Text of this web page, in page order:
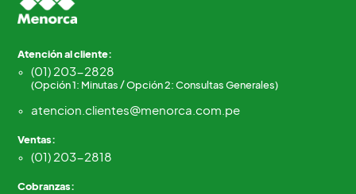
Atención al cliente:
(01) 203-2828
(Opción 1: Minutas / Opción 2: Consultas Generales)
atencion.clientes@menorca.com.pe
Ventas:
(01) 203-2818
Cobranzas: